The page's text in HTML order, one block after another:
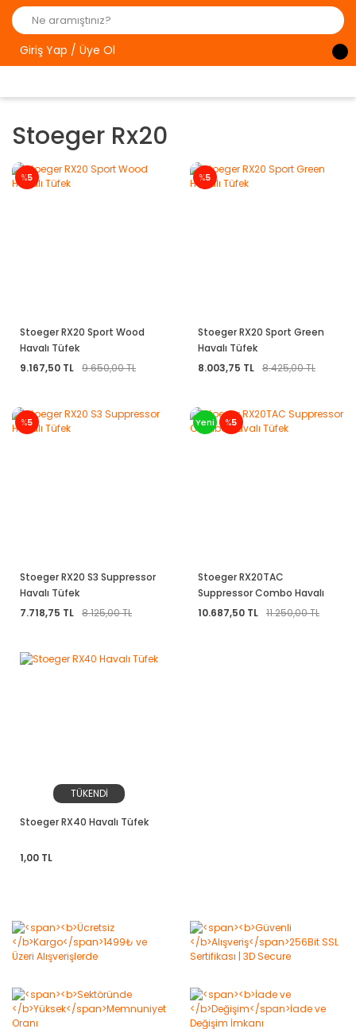
Giriş Yap / Üye Ol
Stoeger Rx20
%5
Stoeger RX20 Sport Wood
Havalı Tüfek
9.167,50 TL 9.650,00 TL
%5
Stoeger RX20 Sport Green
Havalı Tüfek
8.003,75 TL 8.425,00 TL
%5
Stoeger RX20 S3 Suppressor
Havalı Tüfek
7.718,75 TL 8.125,00 TL
%5
Yeni
Stoeger RX20TAC
Suppressor Combo Havalı
Tüfek
10.687,50 TL 11.250,00 TL
TÜKENDİ
Stoeger RX40 Havalı Tüfek
1,00 TL